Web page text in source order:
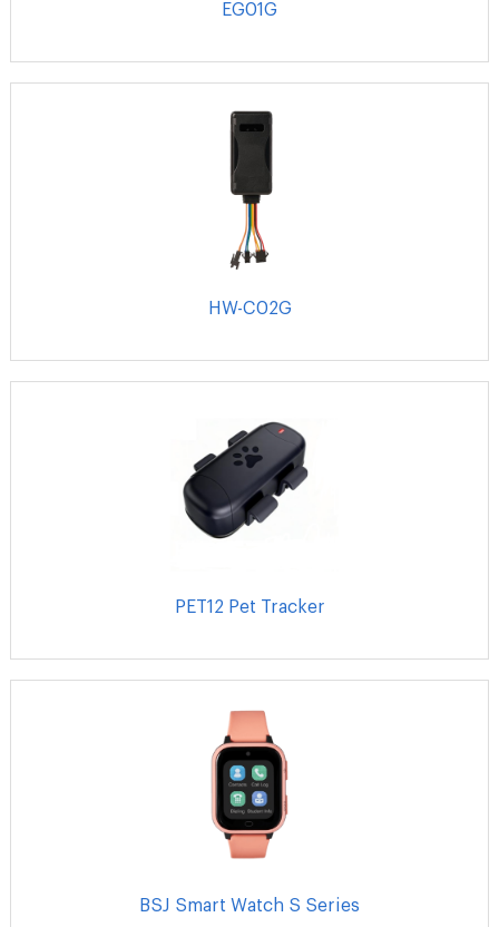
EG01G
HW-C02G
PET12 Pet Tracker
BSJ Smart Watch S Series